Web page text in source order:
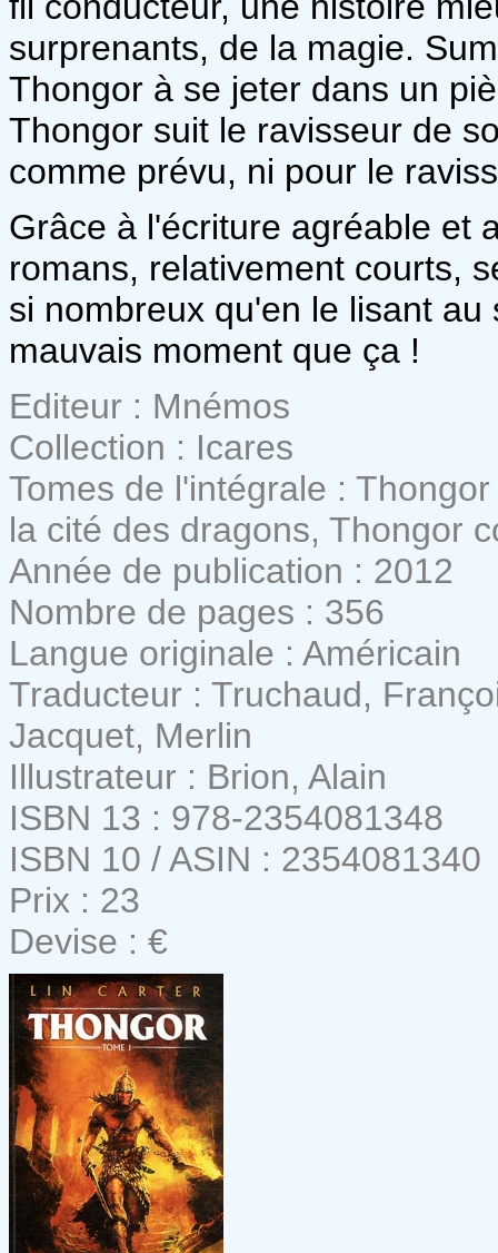
surprenants, de la magie.
Thongor à se jeter dans un
Thongor suit le ravisseur de
comme prévu, ni pour le
Grâce à l'écriture agréable et
romans, relativement courts,
si nombreux qu'en le lisant
mauvais moment que ça !
Editeur : Mnémos
Collection : Icares
Tomes de l'intégrale :
la cité des dragons, Thongor
Année de publication : 2012
Nombre de pages : 356
Langue originale : Américain
Traducteur : Truchaud,
Jacquet, Merlin
Illustrateur : Brion, Alain
ISBN 13 : 978-2354081348
ISBN 10 / ASIN : 2354081340
Prix : 23
Devise : €